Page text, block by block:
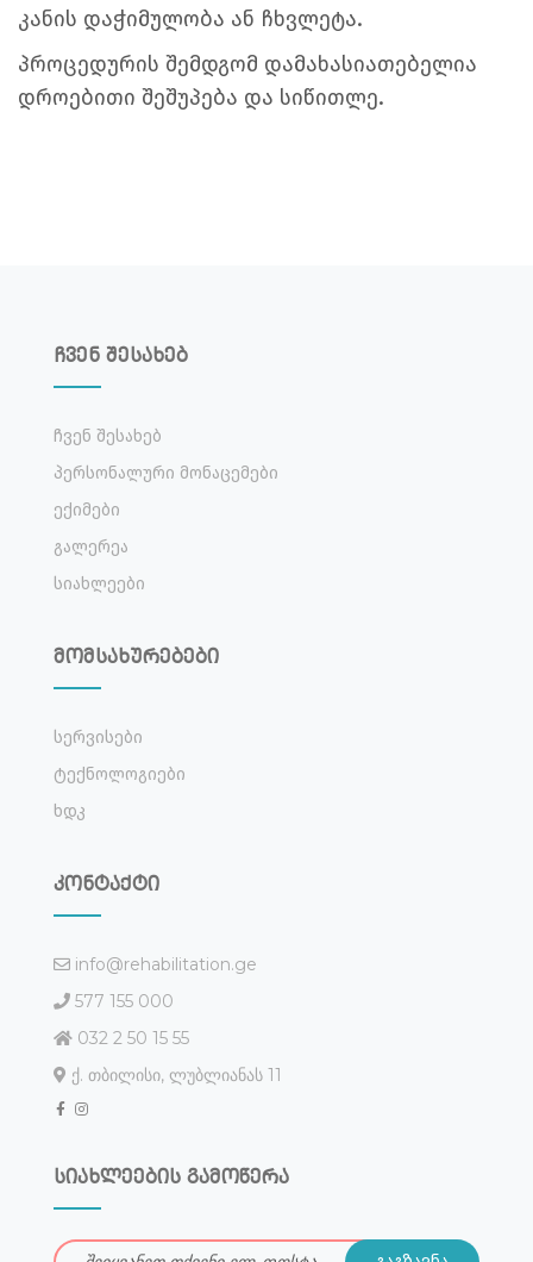
კანის დაჭიმულობა ან ჩხვლეტა.
პროცედურის შემდგომ დამახასიათებელია
დროებითი შეშუპება და სიწითლე.
ჩვენ შესახებ
Ჩვენ Შესახებ
Პერსონალური Მონაცემები
Ექიმები
Გალერეა
Სიახლეები
მომსახურებები
Სერვისები
Ტექნოლოგიები
Ხდკ
კონტაქტი
info@rehabilitation.ge
577 155 000
032 2 50 15 55
ქ. თბილისი, ლუბლიანას 11
სიახლეების გამოწერა